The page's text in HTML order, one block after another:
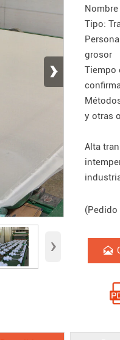
›
›
Tipo:
grosor
Tiempo
y otras
Alta
(Pedido
